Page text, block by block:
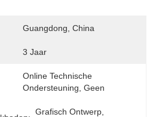
Guangdong, China
3 Jaar
Online Technische
Ondersteuning, Geen
Grafisch Ontwerp,